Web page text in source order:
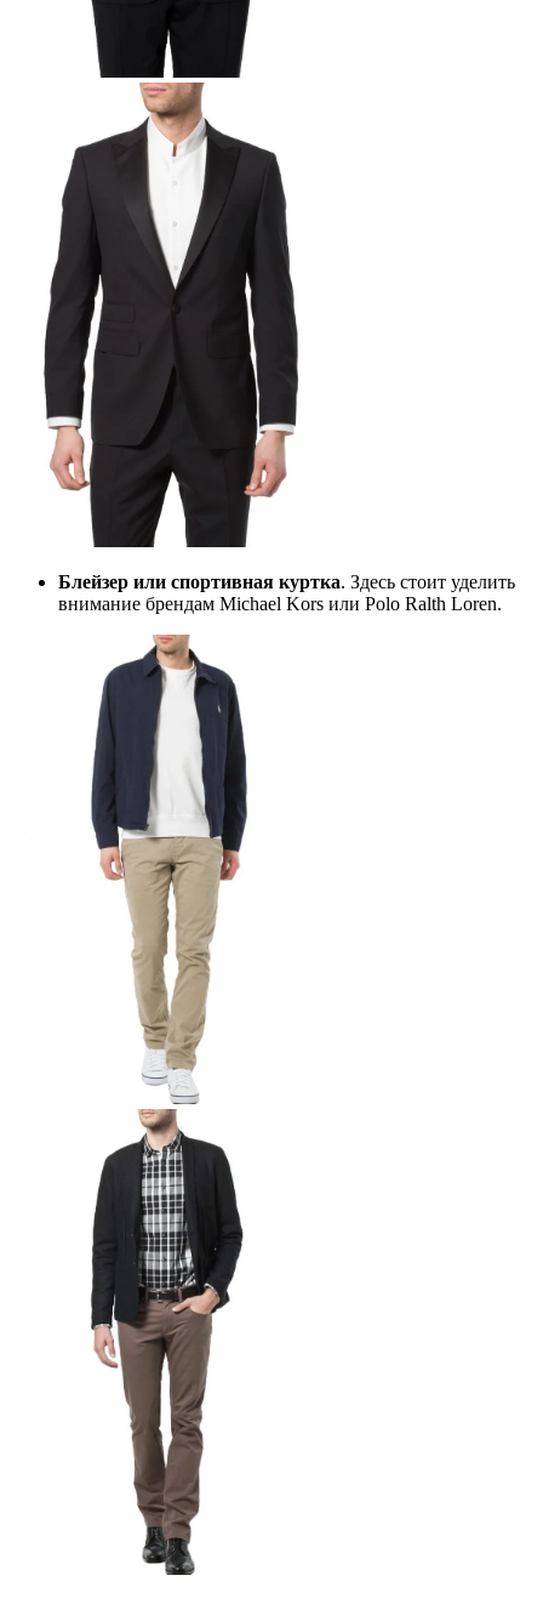
Блейзер или спортивная куртка. Здесь стоит уделить
внимание брендам Michael Kors или Polo Ralth Loren.